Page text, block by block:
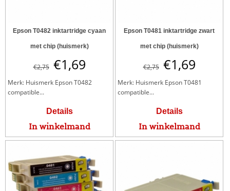
Epson T0482 inktartridge cyaan
met chip (huismerk)
€2,75 €1,69
Merk: Huismerk Epson T0482
compatible...
Details
In winkelmand
Epson T0481 inktartridge zwart
met chip (huismerk)
€2,75 €1,69
Merk: Huismerk Epson T0481
compatible...
Details
In winkelmand